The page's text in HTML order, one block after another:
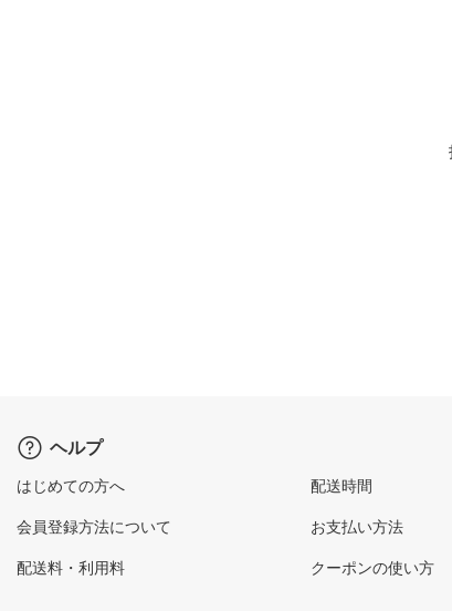
ヘルプ
はじめての方へ
会員登録方法について
配送料・利用料
配送時間
お支払い方法
クーポンの使い方